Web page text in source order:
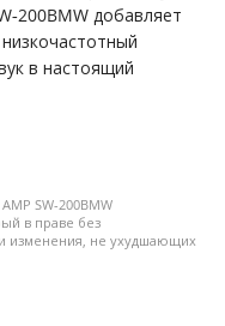
добавляет
в настоящий
интерьера.
Гц) –
усиливающий
бас даже на
SW-200BMW
в праве без
изменения, не ухудшающих